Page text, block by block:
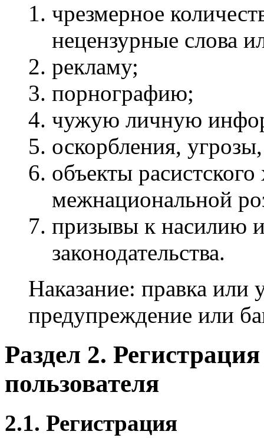
чрезмерное
нецензурные слова
рекламу;
порнографию;
чужую личную
оскорбления,
объекты
межнациональной
призывы к насилию
законодательства.
Наказание: правка или
предупреждение или
Раздел 2.
пользователя
2.1. Регистрация